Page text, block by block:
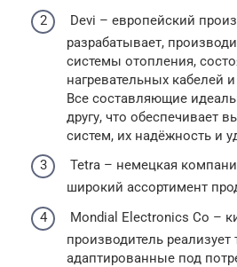
Devi – европейский
разрабатывает,
системы отопления,
нагревательных кабелей
Все составляющие
другу, что обеспечивает
систем, их надёжность и
Tetra – немецкая
широкий ассортимент
Mondial Electronics Co –
производитель реализует
адаптированные под